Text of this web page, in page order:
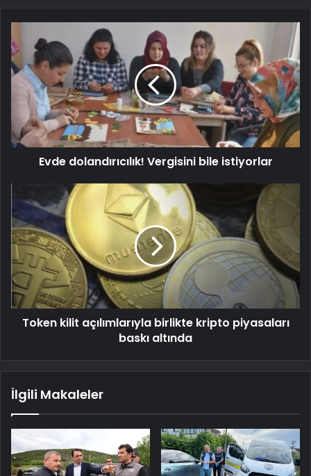
Evde dolandırıcılık! Vergisini bile istiyorlar
Token kilit açılımlarıyla birlikte kripto piyasaları
baskı altında
İlgili Makaleler